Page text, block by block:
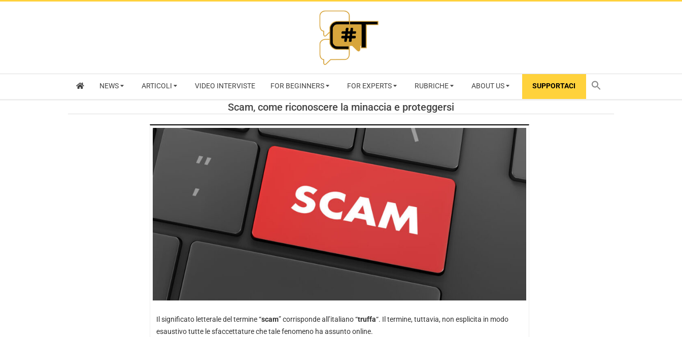
RIVISTA
CYBERSECURITY
TRENDS
NEWS ARTICOLI VIDEO INTERVISTE FOR BEGINNERS FOR EXPERTS RUBRICHE ABOUT US SUPPORTACI
Scam, come riconoscere la minaccia e proteggersi
Il significato letterale del termine “scam” corrisponde all’italiano “truffa“. Il termine, tuttavia, non esplicita in modo
esaustivo tutte le sfaccettature che tale fenomeno ha assunto online.